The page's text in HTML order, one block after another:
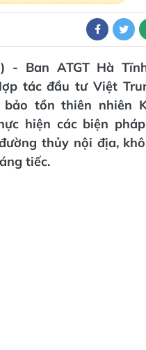
- Ban ATGT Hà
tác đầu tư Việt
tồn thiên nhiên
hiện các biện
thủy nội địa,
tiếc.